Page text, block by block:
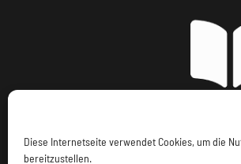
Diese Internetseite verwendet Cookies, um die
bereitzustellen.